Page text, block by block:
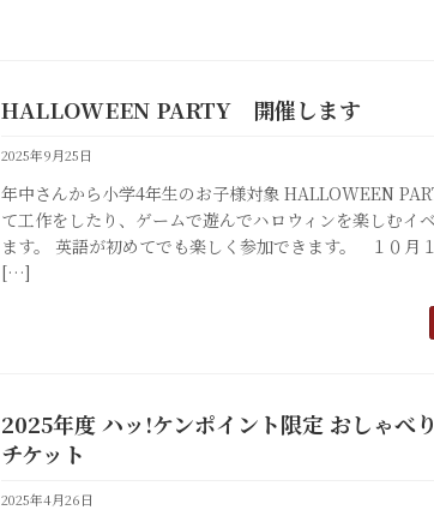
HALLOWEEN PARTY 開催します
2025年9月25日
年中さんから小学4年生のお子様対象 HALLOWEEN
て工作をしたり、ゲームで遊んでハロウィンを楽しむイ
ます。 英語が初めてでも楽しく参加できます。 １０月
[…]
2025年度 ハッ!ケンポイント限定 おしゃべ
チケット
2025年4月26日